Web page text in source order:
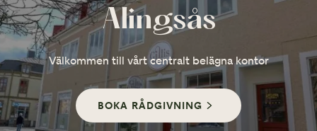
Alingsås
Välkommen till vårt centralt belägna kontor
BOKA RÅDGIVNING